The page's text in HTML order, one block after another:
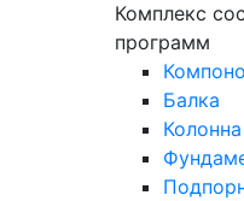
Комплекс
программ
Балка
Колонна